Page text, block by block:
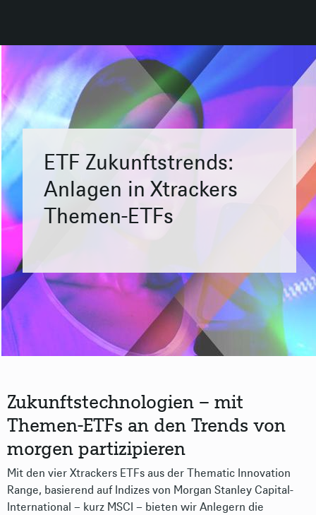
ETF Zukunftstrends:
Anlagen in Xtrackers
Themen-ETFs
Zukunftstechnologien – mit
Themen-ETFs an den Trends von
morgen partizipieren
Mit den vier Xtrackers ETFs aus der Thematic Innovation
Range, basierend auf Indizes von Morgan Stanley Capital-
International – kurz MSCI – bieten wir Anlegern die